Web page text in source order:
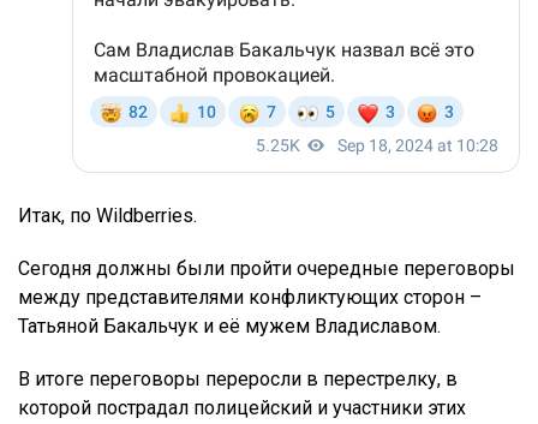
Итак, по Wildberries.
Сегодня должны были пройти очередные переговоры
между представителями конфликтующих сторон –
Татьяной Бакальчук и её мужем Владиславом.
В итоге переговоры переросли в перестрелку, в
которой пострадал полицейский и участники этих